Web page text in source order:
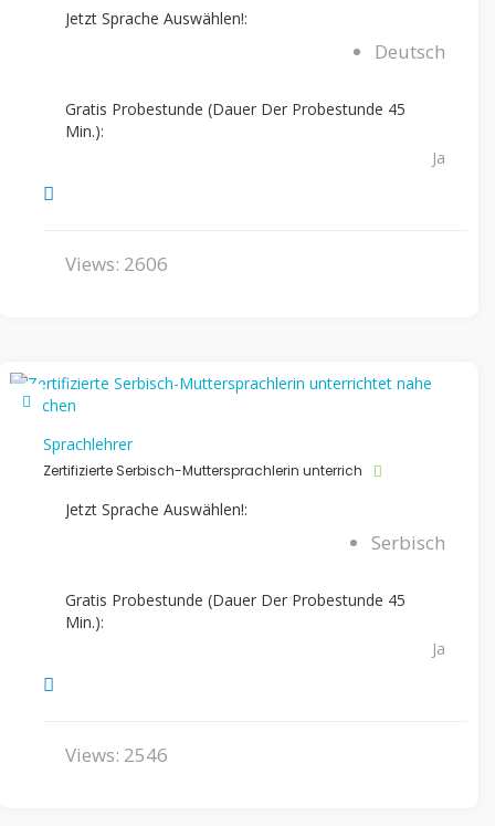
Jetzt Sprache Auswählen!:
Deutsch
Gratis Probestunde (Dauer Der Probestunde 45
Min.):
Ja
Views: 2606
Sprachlehrer
Zertifizierte Serbisch-Muttersprachlerin unterrich
Jetzt Sprache Auswählen!:
Serbisch
Gratis Probestunde (Dauer Der Probestunde 45
Min.):
Ja
Views: 2546